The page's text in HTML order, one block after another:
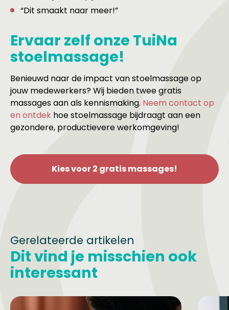
“Dit smaakt naar meer!”
Ervaar zelf onze TuiNa
stoelmassage!
Benieuwd naar de impact van stoelmassage op
jouw medewerkers? Wij bieden twee gratis
massages aan als kennismaking. Neem contact op
en ontdek hoe stoelmassage bijdraagt aan een
gezondere, productievere werkomgeving!
Kies voor 2 gratis massages!
Gerelateerde artikelen
Dit vind je misschien ook
interessant